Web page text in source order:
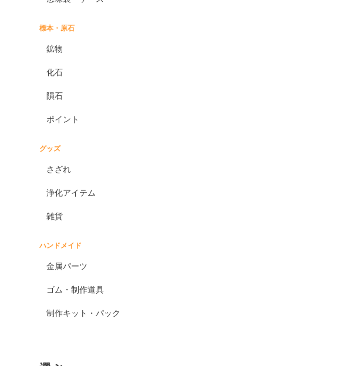
標本・原石
鉱物
化石
隕石
ポイント
グッズ
さざれ
浄化アイテム
雑貨
ハンドメイド
金属パーツ
ゴム・制作道具
制作キット・パック